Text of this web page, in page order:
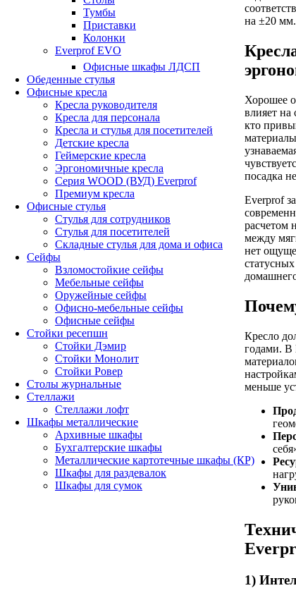
Тумбы
Приставки
Колонки
Everprof EVO
Офисные шкафы ЛДСП
Обеденные стулья
Офисные кресла
Кресла руководителя
Кресла для персонала
Кресла и стулья для посетителей
Детские кресла
Геймерские кресла
Эргономичные кресла
Серия WOOD (ВУД) Everprof
Премиум кресла
Офисные стулья
Стулья для сотрудников
Стулья для посетителей
Складные стулья для дома и офиса
Сейфы
Взломостойкие сейфы
Мебельные сейфы
Оружейные сейфы
Офисно-мебельные сейфы
Офисные сейфы
Стойки ресепшн
Стойки Дэмир
Стойки Монолит
Стойки Ровер
Столы журнальные
Стеллажи
Стеллажи лофт
Шкафы металлические
Архивные шкафы
Бухгалтерские шкафы
Металлические картотечные шкафы (КР)
Шкафы для раздевалок
Шкафы для сумок
на ±20
Хорошее
влияет
кто
посадка
Everprof
расчетом
между
нет
Кресло
годами. В
меньше
1)